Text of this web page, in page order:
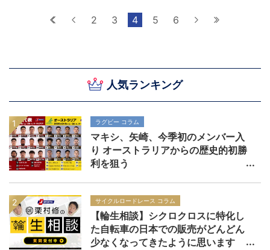
人気ランキング
ラグビー コラム
マキシ、矢崎、今季初のメンバー入
り オーストラリアからの歴史的初勝
利を狙う
サイクルロードレース コラム
【輪生相談】シクロクロスに特化し
た自転車の日本での販売がどんどん
少なくなってきたように思います
最初へ前へ
2 3 4 5 6 次へ